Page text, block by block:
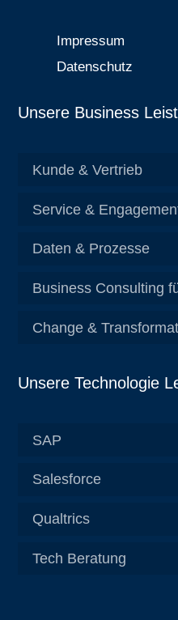
Impressum
Datenschutz
Unsere Business
Kunde & Vertrieb
Service &
Daten & Prozesse
Business Consulting
Change &
Unsere Technologie
SAP
Salesforce
Qualtrics
Tech Beratung